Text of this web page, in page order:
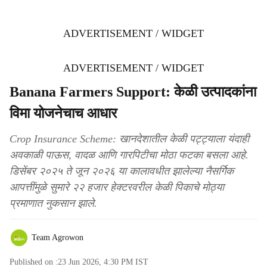
ADVERTISEMENT / WIDGET
ADVERTISEMENT / WIDGET
Banana Farmers Support: केळी उत्पादकांना
विमा योजनेचाच आधार
Crop Insurance Scheme: खानदेशातील केळी पट्ट्याला यंदाही
अवकाळी पाऊस, वादळ आणि गारपिटीचा मोठा फटका बसला आहे.
डिसेंबर २०२५ ते जून २०२६ या कालावधीत झालेल्या नैसर्गिक
आपत्तींमुळे सुमारे २२ हजार हेक्टरवरील केळी पिकाचे मोठ्या
प्रमाणात नुकसान झाले.
Team Agrowon
Published on :23 Jun 2026, 4:30 PM IST